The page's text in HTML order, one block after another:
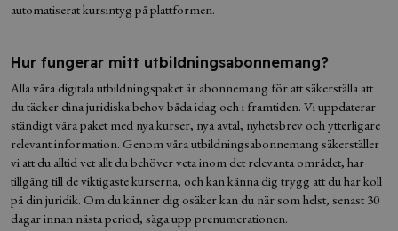
automatiserat kursintyg på plattformen.
Hur fungerar mitt utbildningsabonnemang?
Alla våra digitala utbildningspaket är abonnemang för att säkerställa att
du täcker dina juridiska behov båda idag och i framtiden. Vi uppdaterar
ständigt våra paket med nya kurser, nya avtal, nyhetsbrev och ytterligare
relevant information. Genom våra utbildningsabonnemang säkerställer
vi att du alltid vet allt du behöver veta inom det relevanta området, har
tillgång till de viktigaste kurserna, och kan känna dig trygg att du har koll
på din juridik. Om du känner dig osäker kan du när som helst, senast 30
dagar innan nästa period, säga upp prenumerationen.